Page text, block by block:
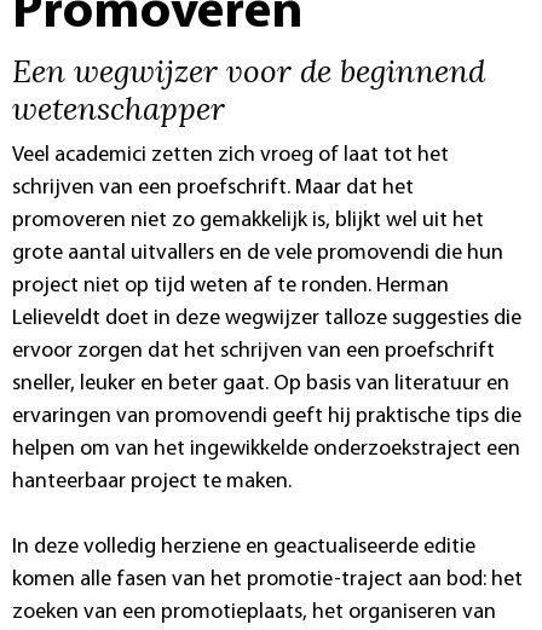
Promoveren
Een wegwijzer voor de beginnend
wetenschapper
Veel academici zetten zich vroeg of laat tot het
schrijven van een proefschrift. Maar dat het
promoveren niet zo gemakkelijk is, blijkt wel uit het
grote aantal uitvallers en de vele promovendi die hun
project niet op tijd weten af te ronden. Herman
Lelieveldt doet in deze wegwijzer talloze suggesties die
ervoor zorgen dat het schrijven van een proefschrift
sneller, leuker en beter gaat. Op basis van literatuur en
ervaringen van promovendi geeft hij praktische tips die
helpen om van het ingewikkelde onderzoekstraject een
hanteerbaar project te maken.
In deze volledig herziene en geactualiseerde editie
komen alle fasen van het promotie-traject aan bod: het
zoeken van een promotieplaats, het organiseren van